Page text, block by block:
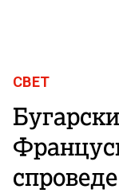
СВЕТ
спроведе